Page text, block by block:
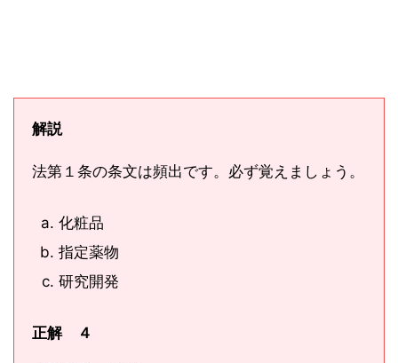
解説
法第１条の条文は頻出です。必ず覚えましょう。
化粧品
指定薬物
研究開発
正解 ４